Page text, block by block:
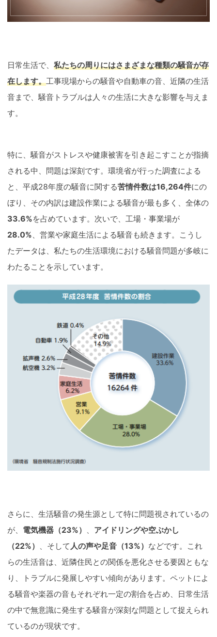
日常生活で、 私たちの周りにはさまざまな種類の騒音が存
在します。工事現場からの騒音や自動車の音、近隣の生活
音まで、騒音トラブルは人々の生活に大きな影響を与えま
す。
特に、騒音がストレスや健康被害を引き起こすことが指摘
される中、問題は深刻です。環境省が行った調査による
と、平成28年度の騒音に関する苦情件数は16,264件にの
ぼり、その内訳は建設作業による騒音が最も多く、全体の
33.6%を占めています。次いで、工場・事業場が
28.0%、営業や家庭生活による騒音も続きます。こうし
たデータは、私たちの生活環境における騒音問題が多岐に
わたることを示しています。
さらに、生活騒音の発生源として特に問題視されているの
が、 電気機器（23%）
アイドリングや空ぶかし
（22%）
、そして 人の声や足音（13%） などです。これ
らの生活音は、近隣住民との関係を悪化させる要因ともな
り、トラブルに発展しやすい傾向があります。ペットによ
る騒音や楽器の音もそれぞれ一定の割合を占め、日常生活
の中で無意識に発生する騒音が深刻な問題として捉えられ
ているのが現状です。